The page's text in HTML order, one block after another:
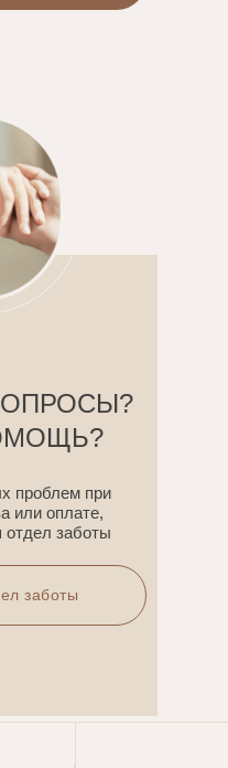
проблем при
или оплате,
заботы
заботы